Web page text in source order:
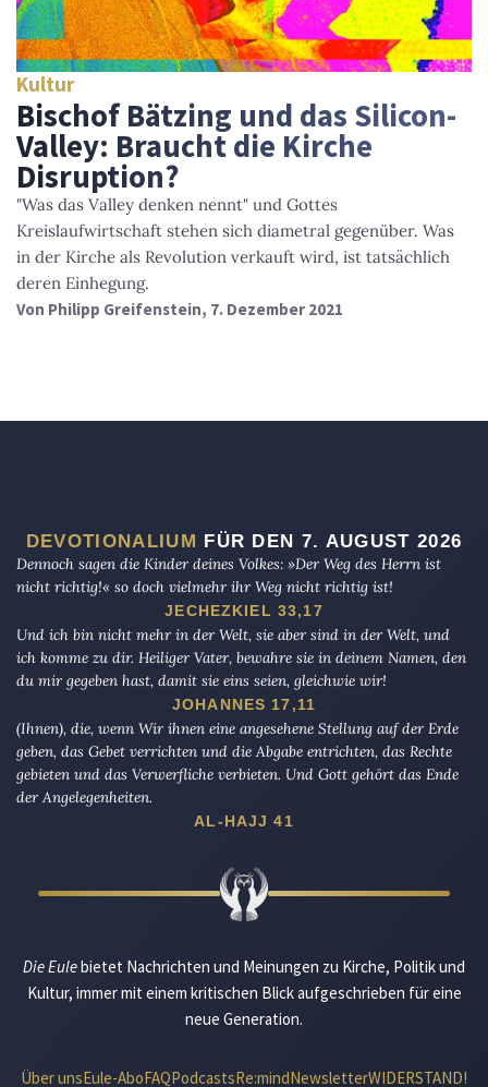
Kultur
Bischof Bätzing und das Silicon-
Valley: Braucht die Kirche
Disruption?
"Was das Valley denken nennt" und Gottes
Kreislaufwirtschaft stehen sich diametral gegenüber. Was
in der Kirche als Revolution verkauft wird, ist tatsächlich
deren Einhegung.
Von Philipp Greifenstein, 7. Dezember 2021
DEVOTIONALIUM FÜR DEN 7. AUGUST 2026
Dennoch sagen die Kinder deines Volkes: »Der Weg des Herrn ist
nicht richtig!« so doch vielmehr ihr Weg nicht richtig ist!
JECHEZKIEL 33,17
Und ich bin nicht mehr in der Welt, sie aber sind in der Welt, und
ich komme zu dir. Heiliger Vater, bewahre sie in deinem Namen, den
du mir gegeben hast, damit sie eins seien, gleichwie wir!
JOHANNES 17,11
(Ihnen), die, wenn Wir ihnen eine angesehene Stellung auf der Erde
geben, das Gebet verrichten und die Abgabe entrichten, das Rechte
gebieten und das Verwerfliche verbieten. Und Gott gehört das Ende
der Angelegenheiten.
AL-HAJJ 41
Die Eulebietet Nachrichten und Meinungen zu Kirche, Politik und
Kultur, immer mit einem kritischen Blick aufgeschrieben für eine
neue Generation.
Über unsEule-AboFAQPodcastsRe:mindNewsletterWIDERSTAND!